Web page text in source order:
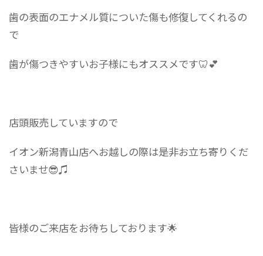
歯の表面のエナメル質についた傷も修復してくれるの
で
歯が傷つきやすいお子様にもオススメです🦷💕
店頭販売していますので
イオン新潟青山店へお越しの際は是非お立ち寄りくだ
さいませ😎♫
皆様のご来店をお待ちしております🌟